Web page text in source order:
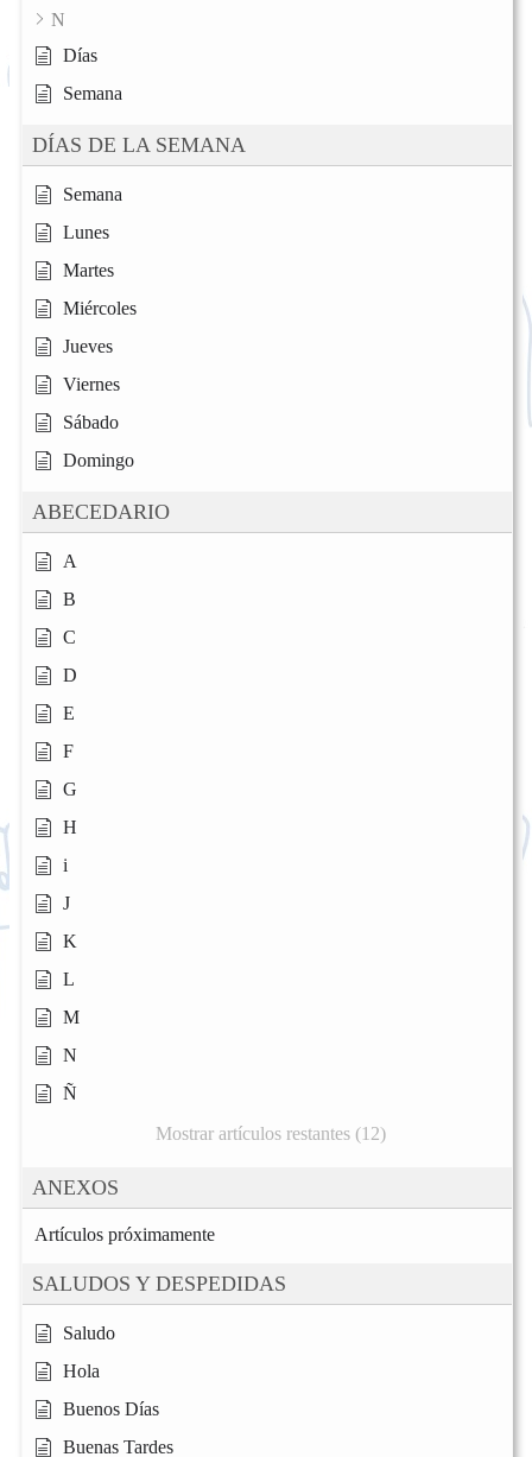
N
Días
Semana
DÍAS DE LA SEMANA
Semana
Lunes
Martes
Miércoles
Jueves
Viernes
Sábado
Domingo
ABECEDARIO
A
B
C
D
E
F
G
H
i
J
K
L
M
N
Ñ
Mostrar artículos restantes (12)
ANEXOS
Artículos próximamente
SALUDOS Y DESPEDIDAS
Saludo
Hola
Buenos Días
Buenas Tardes